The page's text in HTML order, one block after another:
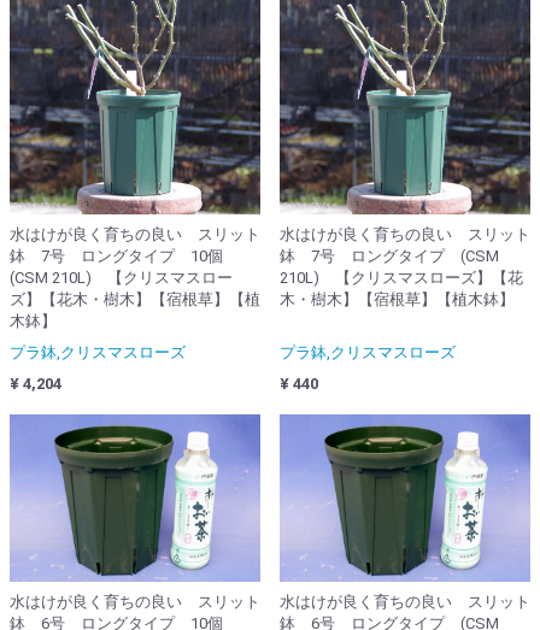
水はけが良く育ちの良い スリット
鉢 7号 ロングタイプ 10個
(CSM 210L) 【クリスマスロー
ズ】【花木・樹木】【宿根草】【植
木鉢】
プラ鉢,クリスマスローズ
¥ 4,204
水はけが良く育ちの良い スリット
鉢 7号 ロングタイプ (CSM
210L) 【クリスマスローズ】【花
木・樹木】【宿根草】【植木鉢】
プラ鉢,クリスマスローズ
¥ 440
水はけが良く育ちの良い スリット
鉢 6号 ロングタイプ 10個
水はけが良く育ちの良い スリット
鉢 6号 ロングタイプ (CSM